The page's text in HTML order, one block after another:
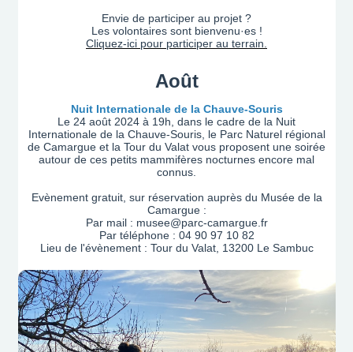
Envie de participer au projet ?
Les volontaires sont bienvenu·es !
Cliquez-ici pour participer au terrain.
Août
Nuit Internationale de la Chauve-Souris
Le 24 août 2024 à 19h, dans le cadre de la Nuit
Internationale de la Chauve-Souris, le Parc Naturel régional
de Camargue et la Tour du Valat vous proposent une soirée
autour de ces petits mammifères nocturnes encore mal
connus.
Evènement gratuit, sur réservation auprès du Musée de la
Camargue :
Par mail : musee@parc-camargue.fr
Par téléphone : 04 90 97 10 82
Lieu de l'évènement : Tour du Valat, 13200 Le Sambuc